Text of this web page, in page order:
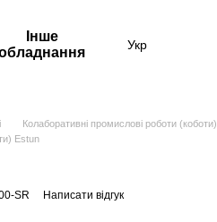
Інше
Укр
Колаборативні промислові роботи (коботи)
Estun
SR Написати відгук